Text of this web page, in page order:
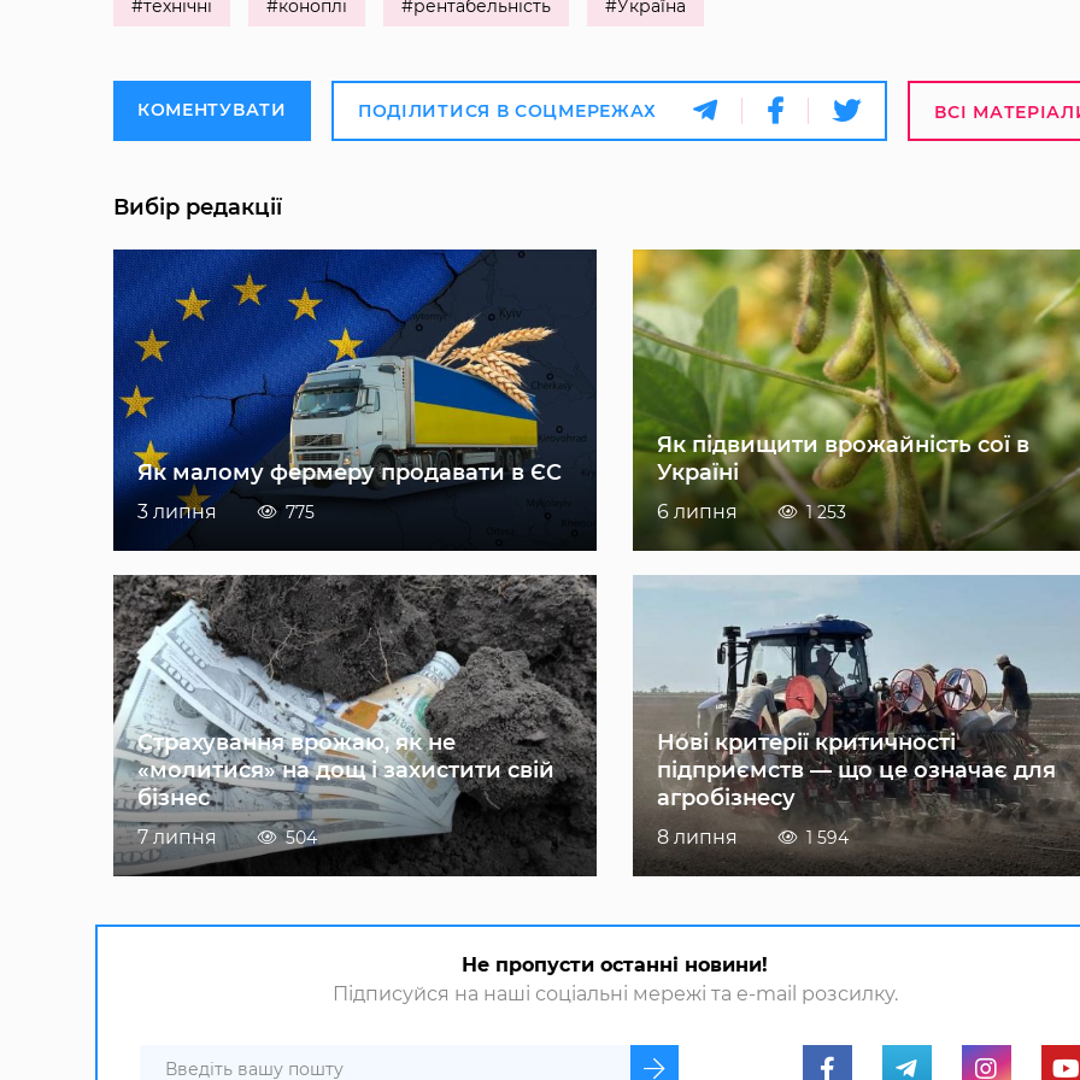
#технічні #коноплі #рентабельність #Україна
КОМЕНТУВАТИ ПОДІЛИТИСЯ В СОЦМЕРЕЖАХ ВСІ
Вибір редакції
Як малому фермеру продавати в ЄС
3 липня 775
Як підвищити врожайність сої в
Україні
6 липня 1 253
Страхування врожаю, як не
«молитися» на дощ і захистити свій
бізнес
7 липня 504
Нові критерії критичності
підприємств — що це означає для
агробізнесу
8 липня 1 594
Не пропусти останні новини!
Підписуйся на наші соціальні мережі та e-mail розсилку.